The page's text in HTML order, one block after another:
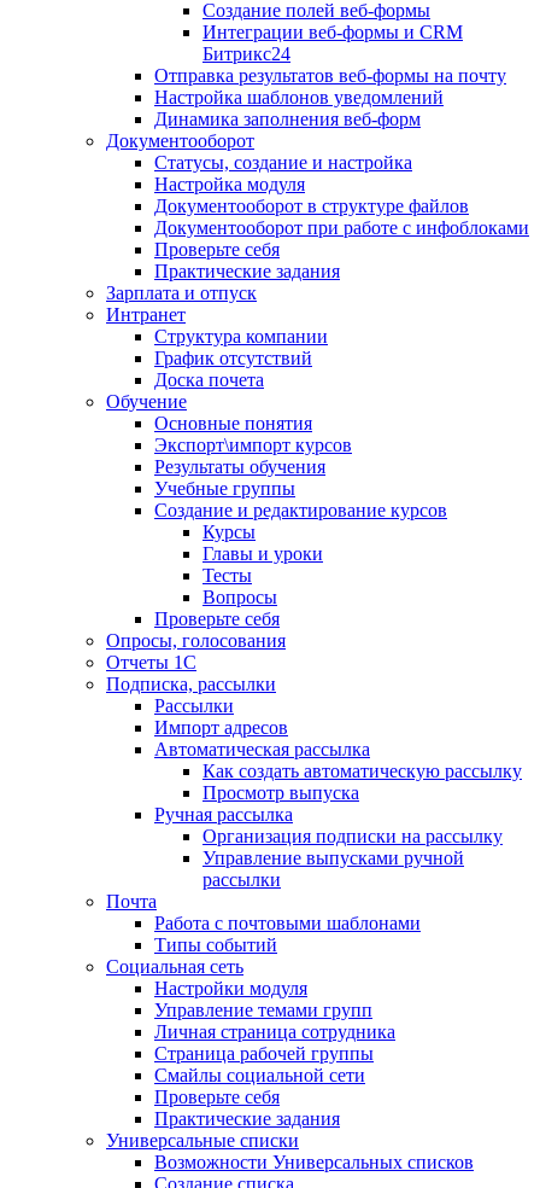
Создание полей веб-формы
Интеграции веб-формы и CRM
Битрикс24
Отправка результатов веб-формы на почту
Настройка шаблонов уведомлений
Динамика заполнения веб-форм
Документооборот
Статусы, создание и настройка
Настройка модуля
Документооборот в структуре файлов
Документооборот при работе с инфоблоками
Проверьте себя
Практические задания
Зарплата и отпуск
Интранет
Структура компании
График отсутствий
Доска почета
Обучение
Основные понятия
Экспорт\импорт курсов
Результаты обучения
Учебные группы
Создание и редактирование курсов
Курсы
Главы и уроки
Тесты
Вопросы
Проверьте себя
Опросы, голосования
Отчеты 1С
Подписка, рассылки
Рассылки
Импорт адресов
Автоматическая рассылка
Как создать автоматическую рассылку
Просмотр выпуска
Ручная рассылка
Организация подписки на рассылку
Управление выпусками ручной
рассылки
Почта
Работа с почтовыми шаблонами
Типы событий
Социальная сеть
Настройки модуля
Управление темами групп
Личная страница сотрудника
Страница рабочей группы
Смайлы социальной сети
Проверьте себя
Практические задания
Универсальные списки
Возможности Универсальных списков
Создание списка